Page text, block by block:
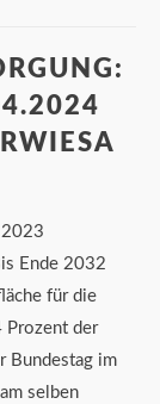
2023
Ende 2032
für die
Prozent der
Bundestag im
selben